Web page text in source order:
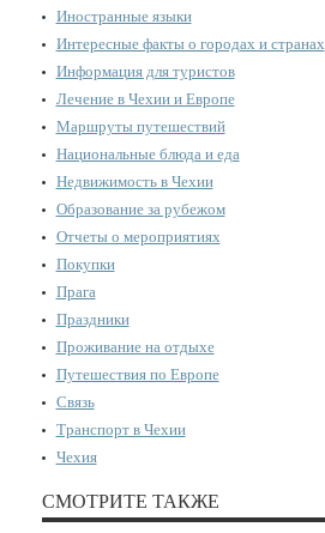
Иностранные языки
Интересные факты о городах и странах
Информация для туристов
Лечение в Чехии и Европе
Маршруты путешествий
Национальные блюда и еда
Недвижимость в Чехии
Образование за рубежом
Отчеты о мероприятиях
Покупки
Прага
Праздники
Проживание на отдыхе
Путешествия по Европе
Связь
Транспорт в Чехии
Чехия
СМОТРИТЕ ТАКЖЕ